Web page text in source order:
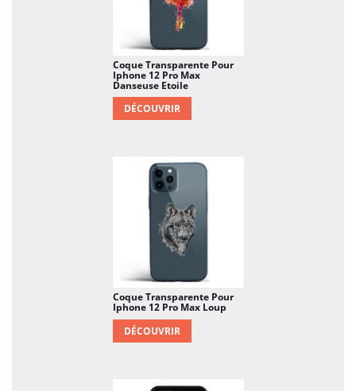
Coque Transparente Pour
Iphone 12 Pro Max
Danseuse Etoile
DÉCOUVRIR
Coque Transparente Pour
Iphone 12 Pro Max Loup
DÉCOUVRIR